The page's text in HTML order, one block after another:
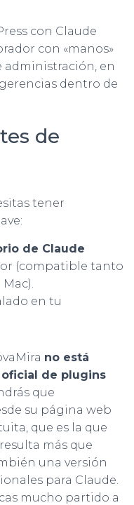
con Claude
con «manos»
en
dentro de
de
tener
de Claude
(compatible tanto
en tu
no está
de plugins
que
su página web
que es la que
más que
una versión
para Claude.
mucho partido a